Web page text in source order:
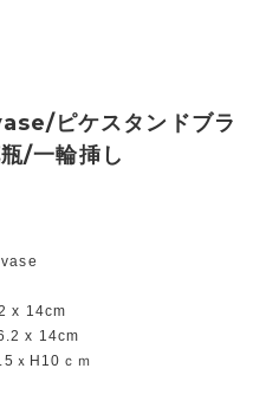
ピケスタンドブラ
/一輪挿し
x 14cm
14cm
ｃｍ